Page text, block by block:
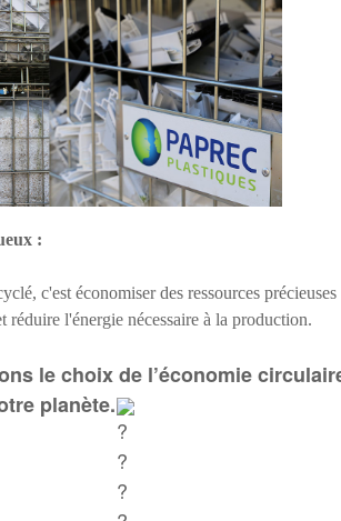
:
c'est économiser des ressources précieuses
réduire l'énergie nécessaire à la production.
le choix de l’économie
planète.